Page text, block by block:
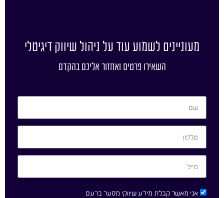
מעוניינים לשמוע עוד על ניהול שיווק דיגיטלי
השאירו פרטים ואחזור אליכם בהקדם
אני מאשר קבלת מידע שיווקי מסער ברעם